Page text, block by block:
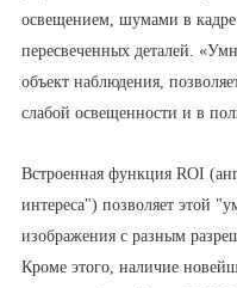
освещением, шумами в
пересвеченных деталей.
объект наблюдения,
слабой освещенности и в
Встроенная функция ROI
интереса") позволяет этой
изображения с разным
Кроме этого, наличие